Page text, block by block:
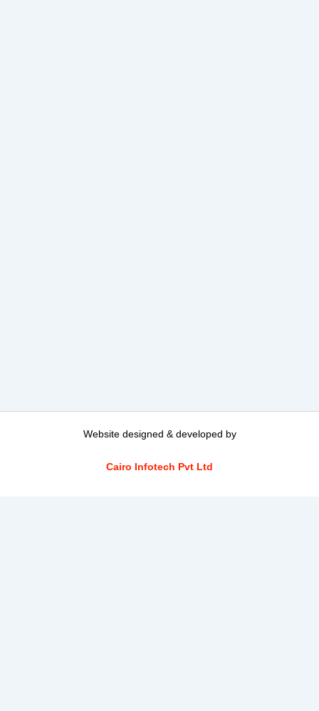
Website designed & developed by
Cairo Infotech Pvt Ltd